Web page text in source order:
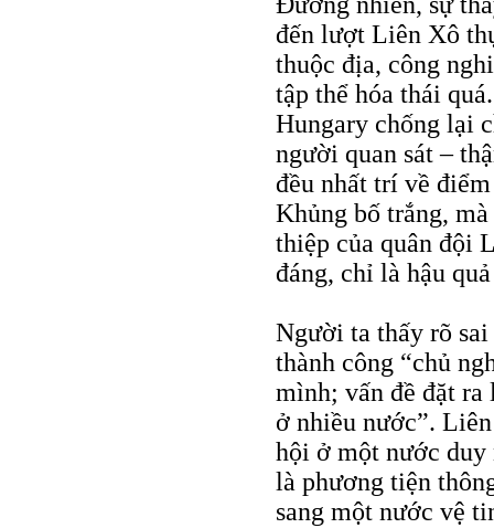
đến lượt Liên Xô
thuộc địa, công
tập thể hóa thái
Hungary chống lại
người quan sát –
đều nhất trí về
Khủng bố trắng,
thiệp của quân đội
đáng, chỉ là hậu
Người ta thấy rõ
thành công “chủ
mình; vấn đề đặt ra
ở nhiều nước”.
hội ở một nước duy
là phương tiện
sang một nước vệ